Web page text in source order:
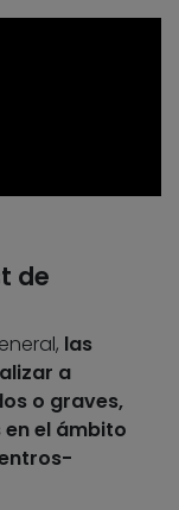
de
las
a
o graves,
en el ámbito